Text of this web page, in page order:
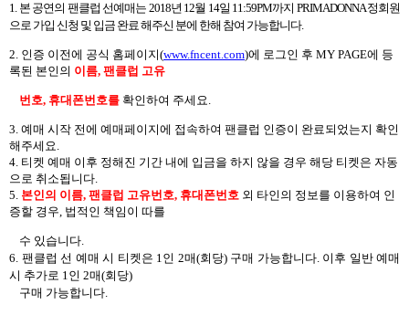
1. 본 공연의 팬클럽 선예매는 2018년 12월 14일 11:59PM까지 PRIMADONNA정회원
으로 가입 신청 및 입금 완료 해주신 분에 한해 참여 가능합니다.
2. 인증 이전에 공식 홈페이지(www.fncent.com)에 로그인 후 MY PAGE에 등
록된 본인의 이름, 팬클럽 고유
번호, 휴대폰번호를 확인하여 주세요.
3. 예매 시작 전에 예매페이지에 접속하여 팬클럽 인증이 완료되었는지 확인
해주세요.
4. 티켓 예매 이후 정해진 기간 내에 입금을 하지 않을 경우 해당 티켓은 자동
으로 취소됩니다.
5. 본인의 이름, 팬클럽 고유번호, 휴대폰번호 외 타인의 정보를 이용하여 인
증할 경우, 법적인 책임이 따를
수 있습니다.
6. 팬클럽 선 예매 시 티켓은 1인 2매(회당) 구매 가능합니다. 이후 일반 예매
시 추가로 1인 2매(회당)
구매 가능합니다.